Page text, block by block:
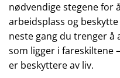
nødvendige stegene for
arbeidsplass og
neste gang du trenger å
som ligger i fareskiltene
er beskyttere av liv.